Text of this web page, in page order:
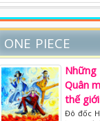
ONE PIECE
Quân
thế
Đô đốc